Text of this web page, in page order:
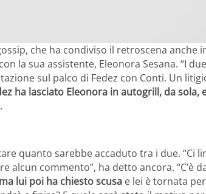
che ha condiviso il retroscena anche
la sua assistente, Eleonora Sesana. “I
sul palco di Fedez con Conti. Un
ha lasciato Eleonora in autogrill, da sola,
quanto sarebbe accaduto tra i due. “Ci
alcun commento”, ha detto ancora. “C’è
ma lui poi ha chiesto scusa e lei è tornata